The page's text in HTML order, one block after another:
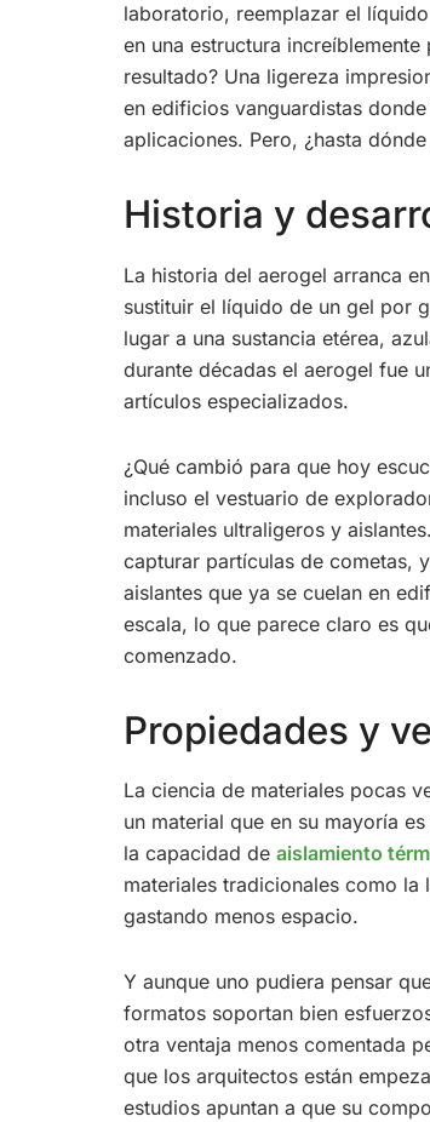
laboratorio, reemplazar el
en una estructura
resultado? Una ligereza
en edificios vanguardistas
aplicaciones. Pero, ¿hasta
Historia y
La historia del aerogel arranca
sustituir el líquido de un gel por
lugar a una sustancia etérea,
durante décadas el aerogel fue
artículos especializados.
¿Qué cambió para que hoy
incluso el vestuario de
materiales ultraligeros y
capturar partículas de cometas,
aislantes que ya se cuelan en
escala, lo que parece claro es
comenzado.
Propiedades y
La ciencia de materiales pocas
un material que en su mayoría
la capacidad de aislamiento
materiales tradicionales como
gastando menos espacio.
Y aunque uno pudiera pensar
formatos soportan bien
otra ventaja menos comentada
que los arquitectos están
estudios apuntan a que su